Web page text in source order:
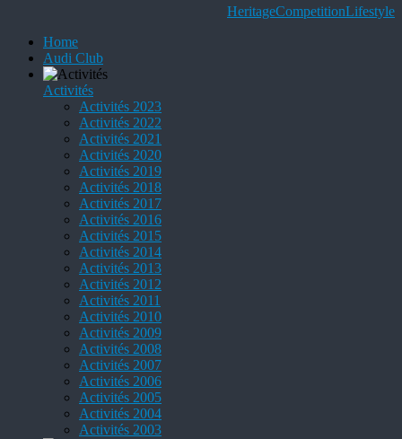
HeritageCompetitionLifestyle
Home
Audi Club
Activités
Activités 2023
Activités 2022
Activités 2021
Activités 2020
Activités 2019
Activités 2018
Activités 2017
Activités 2016
Activités 2015
Activités 2014
Activités 2013
Activités 2012
Activités 2011
Activités 2010
Activités 2009
Activités 2008
Activités 2007
Activités 2006
Activités 2005
Activités 2004
Activités 2003